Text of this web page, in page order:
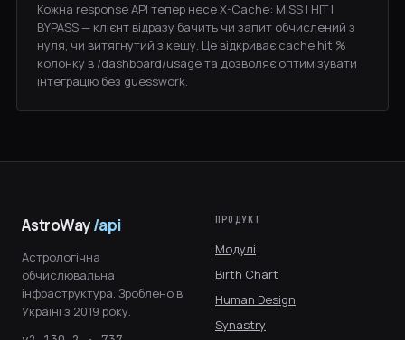
Кожна response API тепер несе X-Cache: MISS | HIT |
BYPASS — клієнт відразу бачить чи запит обчислений з
нуля, чи витягнутий з кешу. Це відкриває cache hit %
колонку в /dashboard/usage та дозволяє оптимізувати
інтеграцію без guesswork.
AstroWay/api
Астрологічна
обчислювальна
інфраструктура. Зроблено в
Україні з 2019 року.
ПРОДУКТ
Модулі
Birth Chart
Human Design
Synastry